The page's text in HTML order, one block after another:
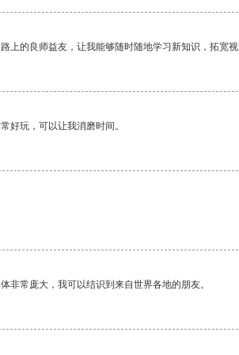
上的良师益友，让我能够随时随地学习新知识，拓宽
好玩，可以让我消磨时间。
非常庞大，我可以结识到来自世界各地的朋友。